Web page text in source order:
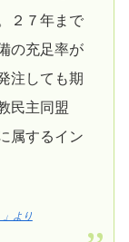
２７年まで
の充足率が
注しても期
民主同盟
属するイン
より